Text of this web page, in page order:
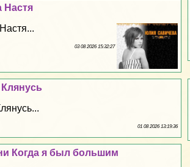
Настя
03 08 2026 15:32:27
01 08 2026 13:19:36
Когда я был большим